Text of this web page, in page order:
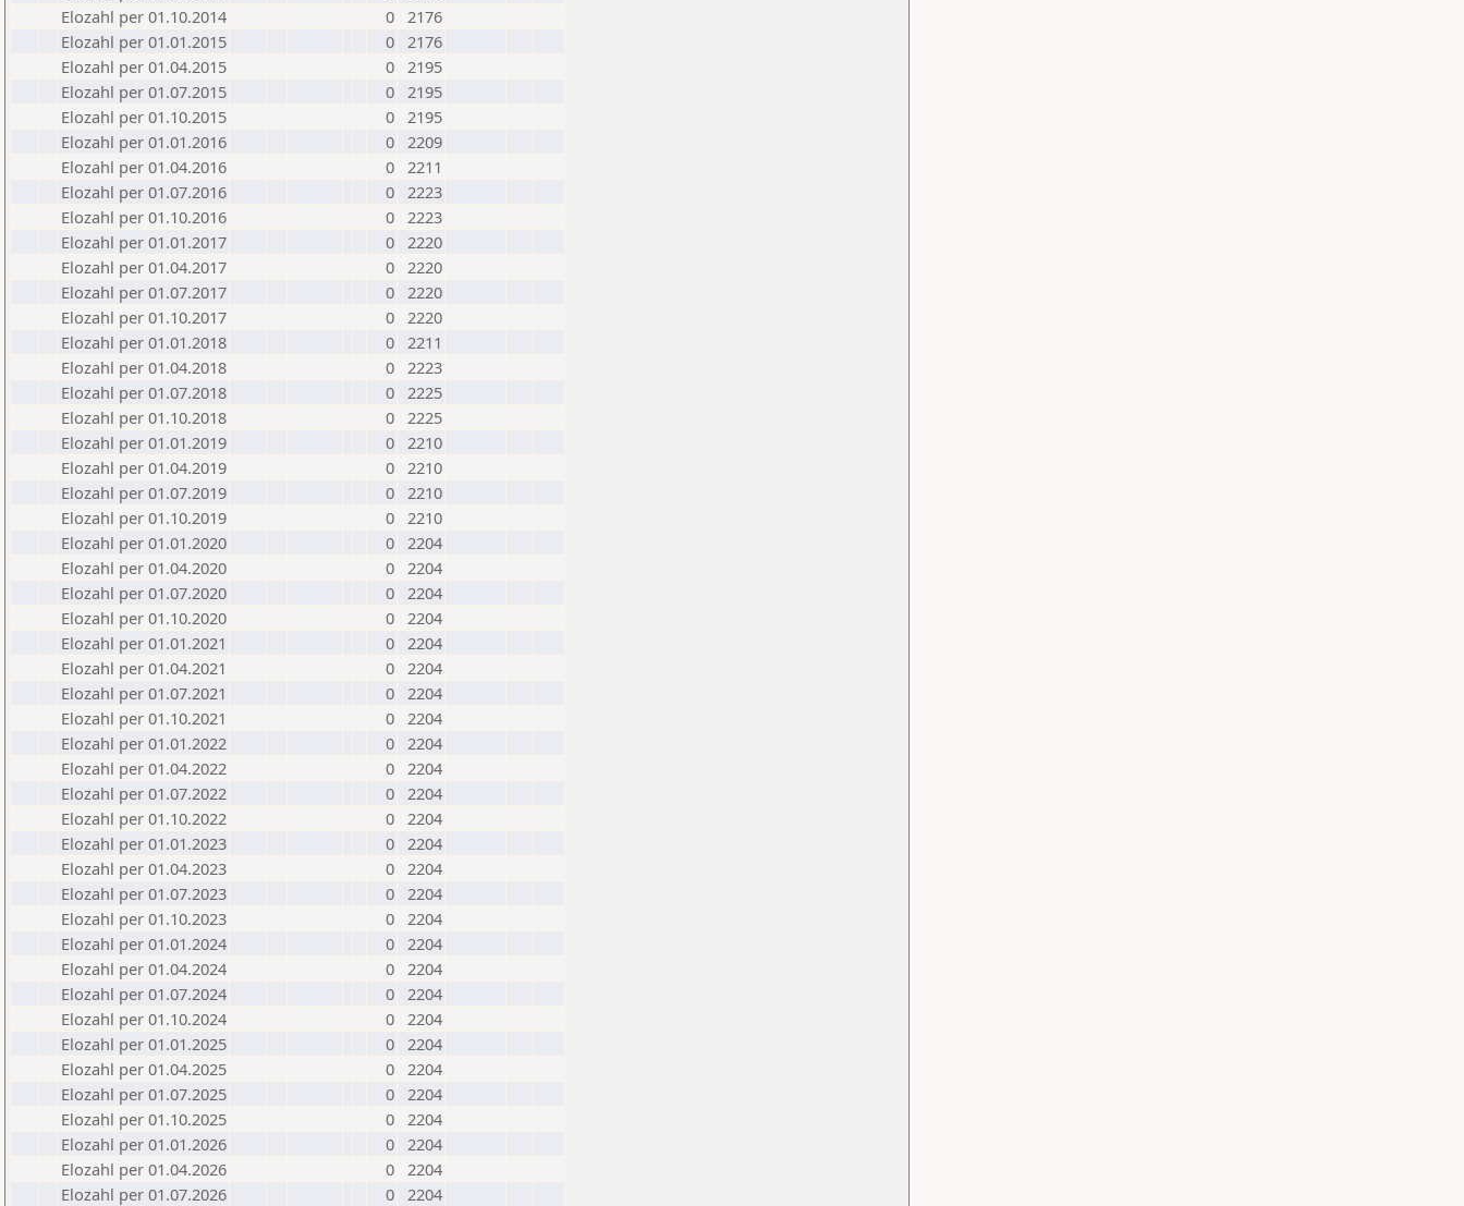
Elozahl per 01.10.2014
0 2176
Elozahl per 01.01.2015
0 2176
Elozahl per 01.04.2015
0 2195
Elozahl per 01.07.2015
0 2195
Elozahl per 01.10.2015
0 2195
Elozahl per 01.01.2016
0 2209
Elozahl per 01.04.2016
0 2211
Elozahl per 01.07.2016
0 2223
Elozahl per 01.10.2016
0 2223
Elozahl per 01.01.2017
0 2220
Elozahl per 01.04.2017
0 2220
Elozahl per 01.07.2017
0 2220
Elozahl per 01.10.2017
0 2220
Elozahl per 01.01.2018
0 2211
Elozahl per 01.04.2018
0 2223
Elozahl per 01.07.2018
0 2225
Elozahl per 01.10.2018
0 2225
Elozahl per 01.01.2019
0 2210
Elozahl per 01.04.2019
0 2210
Elozahl per 01.07.2019
0 2210
Elozahl per 01.10.2019
0 2210
Elozahl per 01.01.2020
0 2204
Elozahl per 01.04.2020
0 2204
Elozahl per 01.07.2020
0 2204
Elozahl per 01.10.2020
0 2204
Elozahl per 01.01.2021
0 2204
Elozahl per 01.04.2021
0 2204
Elozahl per 01.07.2021
0 2204
Elozahl per 01.10.2021
0 2204
Elozahl per 01.01.2022
0 2204
Elozahl per 01.04.2022
0 2204
Elozahl per 01.07.2022
0 2204
Elozahl per 01.10.2022
0 2204
Elozahl per 01.01.2023
0 2204
Elozahl per 01.04.2023
0 2204
Elozahl per 01.07.2023
0 2204
Elozahl per 01.10.2023
0 2204
Elozahl per 01.01.2024
0 2204
Elozahl per 01.04.2024
0 2204
Elozahl per 01.07.2024
0 2204
Elozahl per 01.10.2024
0 2204
Elozahl per 01.01.2025
0 2204
Elozahl per 01.04.2025
0 2204
Elozahl per 01.07.2025
0 2204
Elozahl per 01.10.2025
0 2204
Elozahl per 01.01.2026
0 2204
Elozahl per 01.04.2026
0 2204
Elozahl per 01.07.2026
0 2204